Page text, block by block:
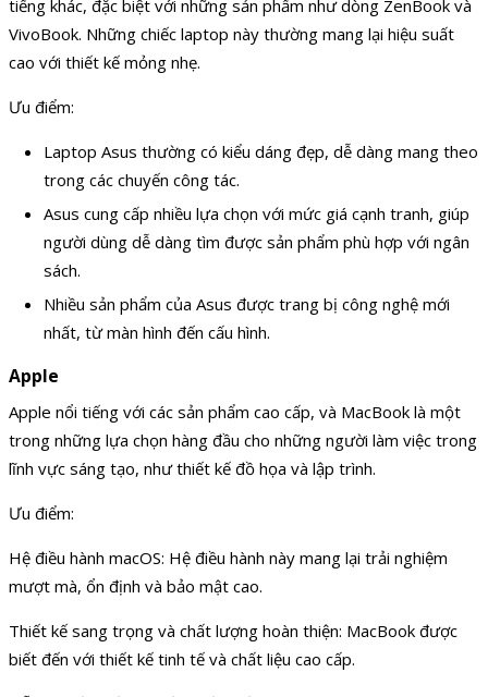
tiếng khác, đặc biệt với những sản phẩm như dòng ZenBook và
VivoBook. Những chiếc laptop này thường mang lại hiệu suất
cao với thiết kế mỏng nhẹ.
Ưu điểm:
Laptop Asus thường có kiểu dáng đẹp, dễ dàng mang theo
trong các chuyến công tác.
Asus cung cấp nhiều lựa chọn với mức giá cạnh tranh, giúp
người dùng dễ dàng tìm được sản phẩm phù hợp với ngân
sách.
Nhiều sản phẩm của Asus được trang bị công nghệ mới
nhất, từ màn hình đến cấu hình.
Apple
Apple nổi tiếng với các sản phẩm cao cấp, và MacBook là một
trong những lựa chọn hàng đầu cho những người làm việc trong
lĩnh vực sáng tạo, như thiết kế đồ họa và lập trình.
Ưu điểm:
Hệ điều hành macOS: Hệ điều hành này mang lại trải nghiệm
mượt mà, ổn định và bảo mật cao.
Thiết kế sang trọng và chất lượng hoàn thiện: MacBook được
biết đến với thiết kế tinh tế và chất liệu cao cấp.